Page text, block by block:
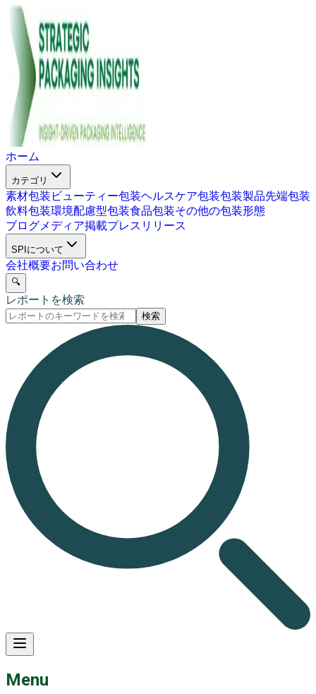
ホーム
カテゴリ
素材包装 ビューティー包装ヘルスケア包装包装製品先端包装
飲料包装環境配慮型包装食品包装その他の包装形態
ブログメディア掲載プレスリリース
SPIについて
会社概要お問い合わせ
🔍
レポートを検索
検索
Menu